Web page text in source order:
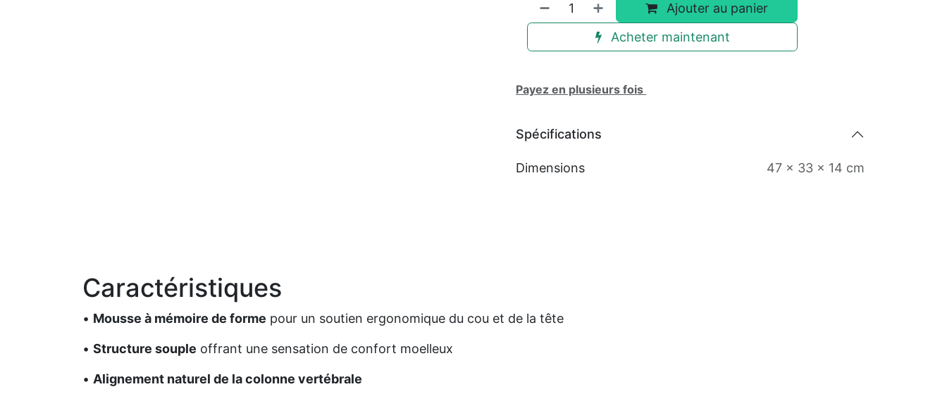
Ajouter au panier
Acheter maintenant
Payez en plusieurs fois
Spécifications
Dimensions 47 x 33 x 14 cm
Caractéristiques
• Mousse à mémoire de forme pour un soutien ergonomique du cou et de la tête
• Structure souple offrant une sensation de confort moelleux
• Alignement naturel de la colonne vertébrale